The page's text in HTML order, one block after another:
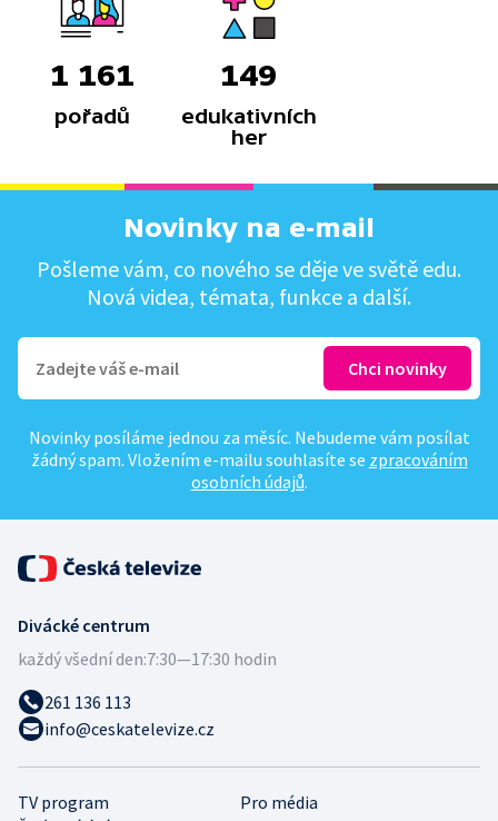
1 161
pořadů
149
edukativních
her
Novinky na e-mail
Pošleme vám, co nového se děje ve světě edu.
Nová videa, témata, funkce a další.
Novinky posíláme jednou za měsíc. Nebudeme vám posílat
žádný spam. Vložením e-mailu souhlasíte se zpracováním
osobních údajů.